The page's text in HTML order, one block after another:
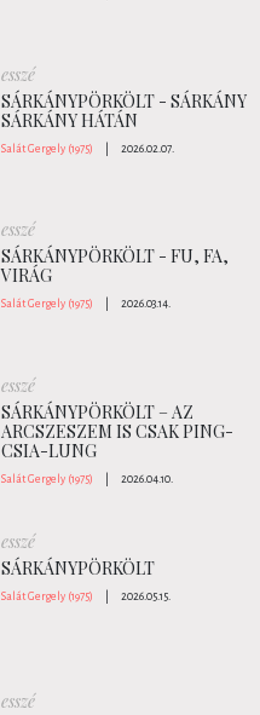
esszé
SÁRKÁNYPÖRKÖLT - SÁRKÁNY
SÁRKÁNY HÁTÁN
Salát Gergely (1975) 2026.02.07.
esszé
SÁRKÁNYPÖRKÖLT - FU, FA,
VIRÁG
Salát Gergely (1975) 2026.03.14.
esszé
SÁRKÁNYPÖRKÖLT – AZ
ARCSZESZEM IS CSAK PING-
CSIA-LUNG
Salát Gergely (1975) 2026.04.10.
esszé
SÁRKÁNYPÖRKÖLT
Salát Gergely (1975) 2026.05.15.
esszé